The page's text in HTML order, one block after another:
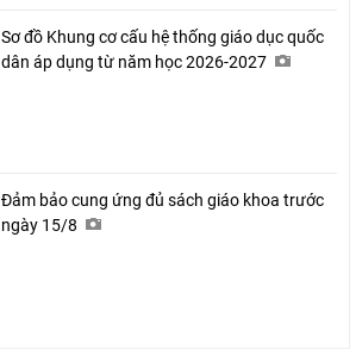
Sơ đồ Khung cơ cấu hệ thống giáo dục quốc
dân áp dụng từ năm học 2026-2027
Đảm bảo cung ứng đủ sách giáo khoa trước
ngày 15/8